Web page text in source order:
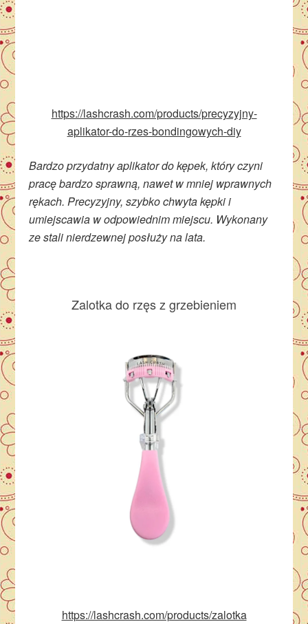
https://lashcrash.com/products/precyzyjny-
aplikator-do-rzes-bondingowych-diy
Bardzo przydatny aplikator do kępek, który czyni
pracę bardzo sprawną, nawet w mniej wprawnych
rękach. Precyzyjny, szybko chwyta kępki i
umiejscawia w odpowiednim miejscu. Wykonany
ze stali nierdzewnej posłuży na lata.
Zalotka do rzęs z grzebieniem
https://lashcrash.com/products/zalotka